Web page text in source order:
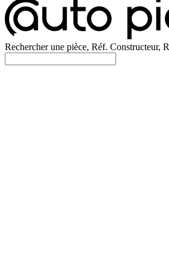
Rechercher une pièce, Réf. Constructeur,